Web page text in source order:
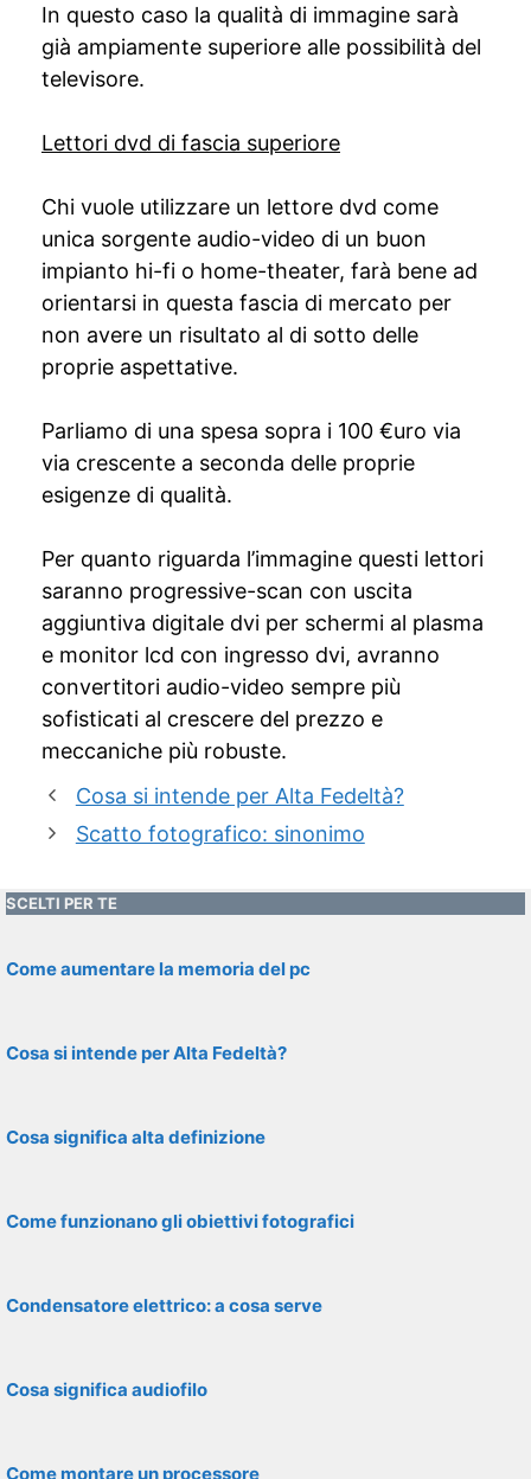
In questo caso la qualità di immagine sarà
già ampiamente superiore alle possibilità del
televisore.
Lettori dvd di fascia superiore
Chi vuole utilizzare un lettore dvd come
unica sorgente audio-video di un buon
impianto hi-fi o home-theater, farà bene ad
orientarsi in questa fascia di mercato per
non avere un risultato al di sotto delle
proprie aspettative.
Parliamo di una spesa sopra i 100 €uro via
via crescente a seconda delle proprie
esigenze di qualità.
Per quanto riguarda l’immagine questi lettori
saranno progressive-scan con uscita
aggiuntiva digitale dvi per schermi al plasma
e monitor lcd con ingresso dvi, avranno
convertitori audio-video sempre più
sofisticati al crescere del prezzo e
meccaniche più robuste.
Cosa si intende per Alta Fedeltà?
Scatto fotografico: sinonimo
SCELTI PER TE
Come aumentare la memoria del pc
Cosa si intende per Alta Fedeltà?
Cosa significa alta definizione
Come funzionano gli obiettivi fotografici
Condensatore elettrico: a cosa serve
Cosa significa audiofilo
Come montare un processore